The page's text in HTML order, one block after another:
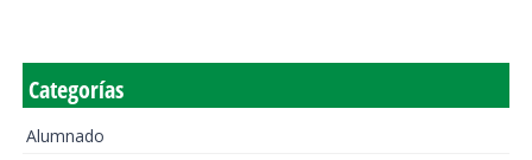
Categorías
Alumnado